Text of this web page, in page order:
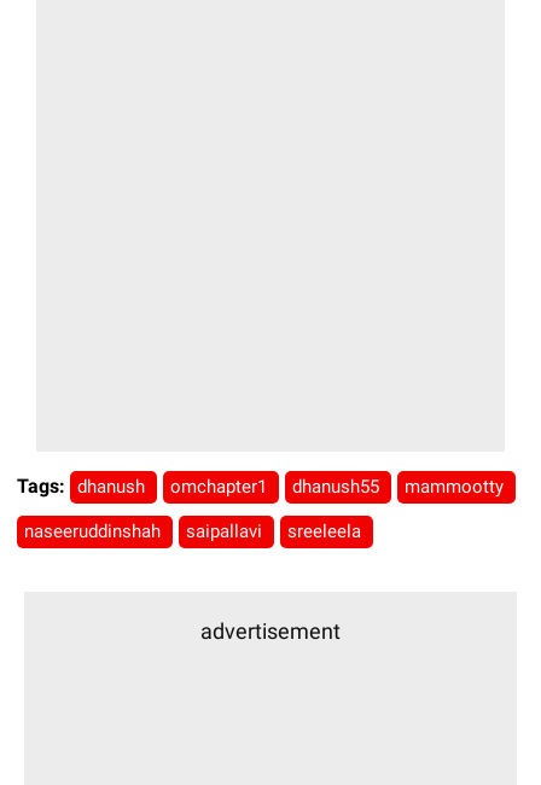
Tags: dhanush omchapter1 dhanush55 mammootty
naseeruddinshah saipallavi sreeleela
advertisement